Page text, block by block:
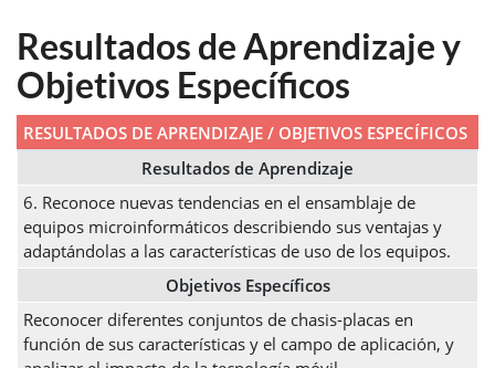
Resultados de Aprendizaje y
Objetivos Específicos
RESULTADOS DE APRENDIZAJE / OBJETIVOS ESPECÍFICOS
Resultados de Aprendizaje
6. Reconoce nuevas tendencias en el ensamblaje de
equipos microinformáticos describiendo sus ventajas y
adaptándolas a las características de uso de los equipos.
Objetivos Específicos
Reconocer diferentes conjuntos de chasis-placas en
función de sus características y el campo de aplicación, y